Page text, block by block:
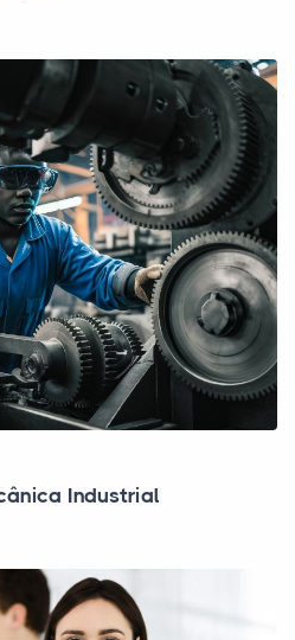
Industrial